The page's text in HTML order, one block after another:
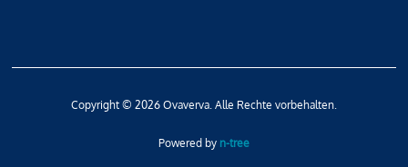
Copyright © 2026 Ovaverva. Alle Rechte vorbehalten.
Powered by n-tree